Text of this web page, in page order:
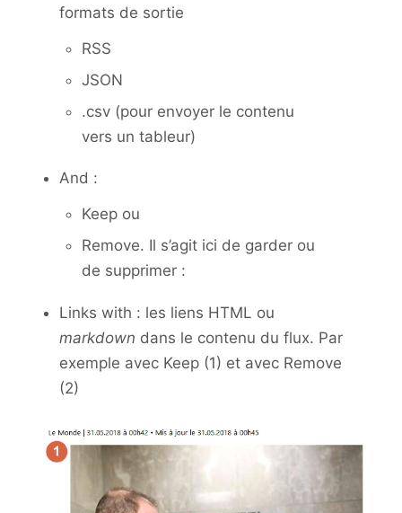
formats de sortie
RSS
JSON
.csv (pour envoyer le contenu
vers un tableur)
And :
Keep ou
Remove. Il s’agit ici de garder ou
de supprimer :
Links with : les liens HTML ou
markdown dans le contenu du flux. Par
exemple avec Keep (1) et avec Remove
(2)